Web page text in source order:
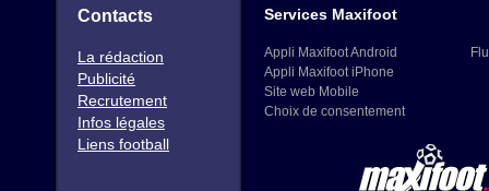
Contacts
La rédaction
Publicité
Recrutement
Infos légales
Liens football
Services Maxifoot
Appli Maxifoot Android
Appli Maxifoot iPhone
Site web Mobile
Choix de consentement